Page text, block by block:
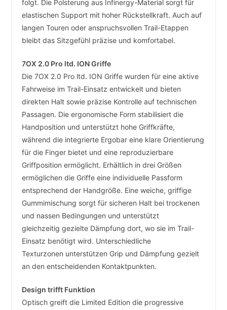
folgt. Die Polsterung aus Infinergy-Material sorgt für
elastischen Support mit hoher Rückstellkraft. Auch auf
langen Touren oder anspruchsvollen Trail-Etappen
bleibt das Sitzgefühl präzise und komfortabel.
7OX 2.0 Pro ltd. ION Griffe
Die 7OX 2.0 Pro ltd. ION Griffe wurden für eine aktive
Fahrweise im Trail-Einsatz entwickelt und bieten
direkten Halt sowie präzise Kontrolle auf technischen
Passagen. Die ergonomische Form stabilisiert die
Handposition und unterstützt hohe Griffkräfte,
während die integrierte Ergobar eine klare Orientierung
für die Finger bietet und eine reproduzierbare
Griffposition ermöglicht. Erhältlich in drei Größen
ermöglichen die Griffe eine individuelle Passform
entsprechend der Handgröße. Eine weiche, griffige
Gummimischung sorgt für sicheren Halt bei trockenen
und nassen Bedingungen und unterstützt
gleichzeitig gezielte Dämpfung dort, wo sie im Trail-
Einsatz benötigt wird. Unterschiedliche
Texturzonen unterstützen Grip und Dämpfung gezielt
an den entscheidenden Kontaktpunkten.
Design trifft Funktion
Optisch greift die Limited Edition die progressive